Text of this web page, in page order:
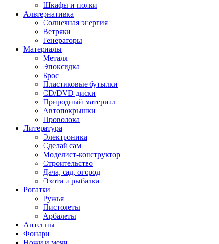
Шкафы и полки
Альтернативка
Солнечная энергия
Ветряки
Генераторы
Материалы
Металл
Эпоксидка
Брос
Пластиковые бутылки
CD/DVD диски
Природный материал
Автопокрышки
Проволока
Литература
Электроника
Сделай сам
Моделист-конструктор
Строительство
Дача, сад, огород
Охота и рыбалка
Рогатки
Ружья
Пистолеты
Арбалеты
Антенны
Фонари
Ножи и мечи